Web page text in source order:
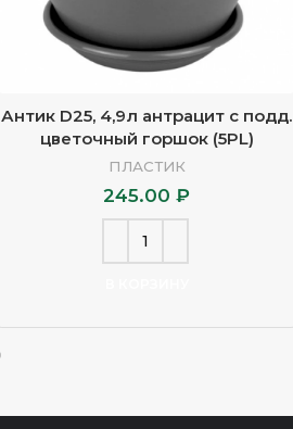
Антик D25, 4,9л антрацит с подд.
цветочный горшок (5PL)
ПЛАСТИК
245.00₽